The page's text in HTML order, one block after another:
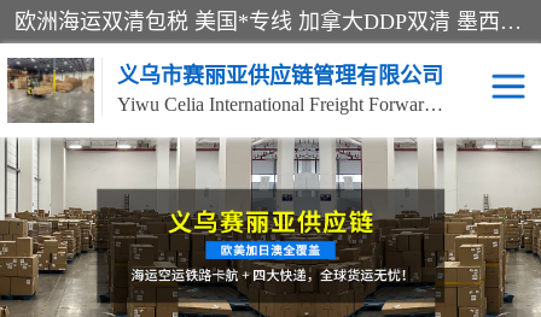
欧洲海运双清包税 美国*专线 加拿大DDP双清 墨西哥跨境空运 澳大利亚专线物流 跨境电商物流服务 国际快递到门服务 海运*渠道 一站式跨境物流解决方案 TikTok/SHEIN专线 电商平台FBA头程运输 国际铁路运输欧洲 UPS/DDHL/联邦快递跨境 美国双清到门物流 跨境*运输
义乌市赛丽亚供应链管理有限公司
Yiwu Celia International Freight Forwarding Co., Ltd
美森快船 欧洲卡航
加拿大海运/空运-双清到 澳大利亚海运/空运-双清